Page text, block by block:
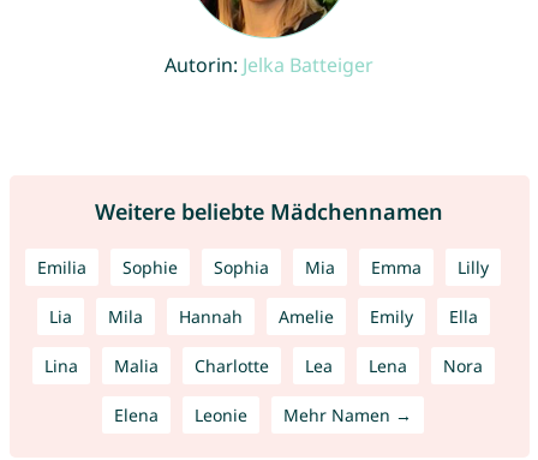
Autorin: Jelka Batteiger
Weitere beliebte Mädchennamen
Emilia Sophie Sophia Mia Emma Lilly
Lia Mila Hannah Amelie Emily Ella
Lina Malia Charlotte Lea Lena Nora
Elena Leonie Mehr Namen →